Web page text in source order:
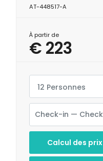
AT-448517-A
À partir de
€ 223
12 Personnes
Calcul des